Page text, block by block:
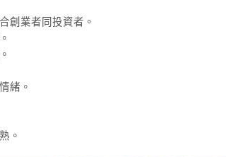
創業者同投資者。
緒。
。